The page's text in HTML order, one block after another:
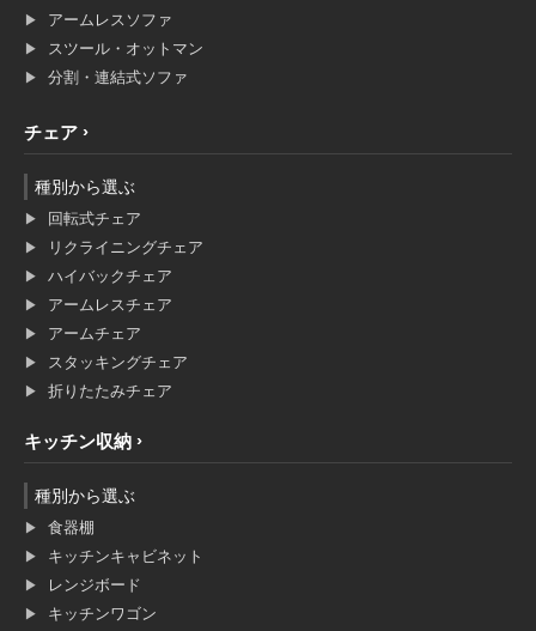
アームレスソファ
スツール・オットマン
分割・連結式ソファ
チェア
種別から選ぶ
回転式チェア
リクライニングチェア
ハイバックチェア
アームレスチェア
アームチェア
スタッキングチェア
折りたたみチェア
キッチン収納
種別から選ぶ
食器棚
キッチンキャビネット
レンジボード
キッチンワゴン